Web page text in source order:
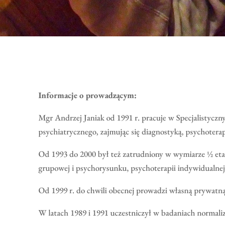
Informacje o prowadzącym:
Mgr Andrzej Janiak od 1991 r. pracuje w
psychiatrycznego, zajmując się diagnostyką,
Od 1993 do 2000 był też zatrudniony w wymiarze ½
grupowej i psychorysunku, psychoterapii
Od 1999 r. do chwili obecnej prowadzi własną
W latach 1989 i 1991 uczestniczył w badaniach